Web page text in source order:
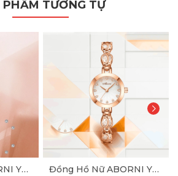
PHẨM TƯƠNG TỰ
Đồng Hồ Nữ ABORNI YBN-3015 Dây Thép ( Hồng Bạc )
Đồng Hồ Nữ ABORNI YBN-9215 ( 1 MÀU )